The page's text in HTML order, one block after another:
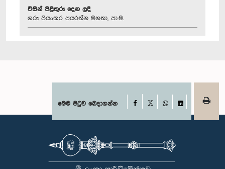
විසින් පිළිතුරු දෙන ලදී
ගරු පියංකර ජයරත්න මහතා, පා.ම.
මෙම පිටුව බෙදාගන්න Facebook
WhatsAppLinkedIn